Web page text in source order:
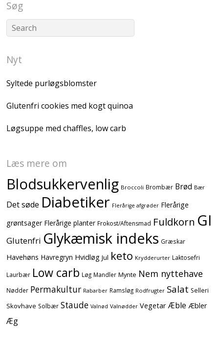
Søg
Nyt
Syltede purløgsblomster
Glutenfri cookies med kogt quinoa
Løgsuppe med chaffles, low carb
Læs mere om
Blodsukkervenlig Broccoli Brombær Brød Bær
Det søde Diabetiker Flerårige afgrøder Flerårige
grøntsager Flerårige planter Frokost/Aftensmad Fuldkorn GI
Glutenfri Glykæmisk indeks Græskar
Havehøns Havregryn Hvidløg Jul keto Krydderurter Laktosefri
Laurbær Low carb Løg Mandler Mynte Nem nyttehave
Nødder Permakultur Rabarber Ramsløg Rodfrugter Salat Selleri
Skovhave Solbær Staude Valnød Valnødder Vegetar Æble Æbler
Æg